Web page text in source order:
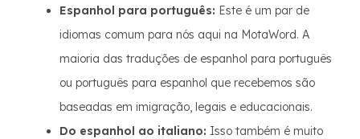
Espanhol para português: Este é um par de
idiomas comum para nós aqui na MotaWord. A
maioria das traduções de espanhol para português
ou português para espanhol que recebemos são
baseadas em imigração, legais e educacionais.
Do espanhol ao italiano: Isso também é muito